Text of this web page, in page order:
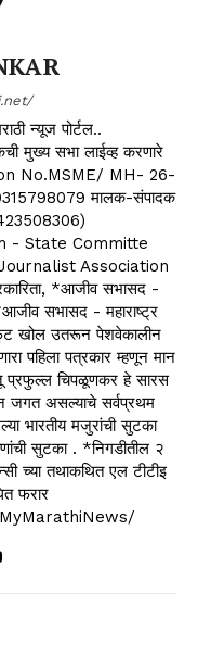
न्यूज पोर्टल..
मुख्य सभा लाईव्ह करणारे
No.MSME/ MH- 26-
मालक-संपादक
- State Committe
Association
*आजीव सभासद -
सभासद - महाराष्ट्र
फुट खोल उतरून पेशवेकालीन
पहिला पत्रकार म्हणून मान
प्रफुल्ल चिपळूणकर हे सारस
जगत असल्याचे सर्वप्रथम
भारतीय मजुरांची सुटका
सुटका . *निगडीतील २
च्या तथाकथित एल टीटीइ
फरार